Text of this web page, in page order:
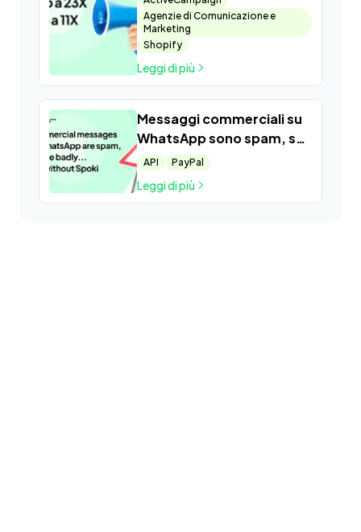
Agenzie di Comunicazione e
Marketing
Shopify
Leggi di più
Messaggi commerciali su
WhatsApp sono spam, se
fatti male… e senza Spoki
API PayPal
Leggi di più